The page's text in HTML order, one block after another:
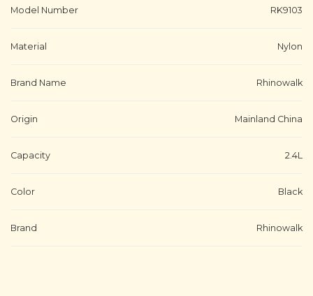
Model Number RK9103
Material Nylon
Brand Name Rhinowalk
Origin Mainland China
Capacity 2.4L
Color Black
Brand Rhinowalk